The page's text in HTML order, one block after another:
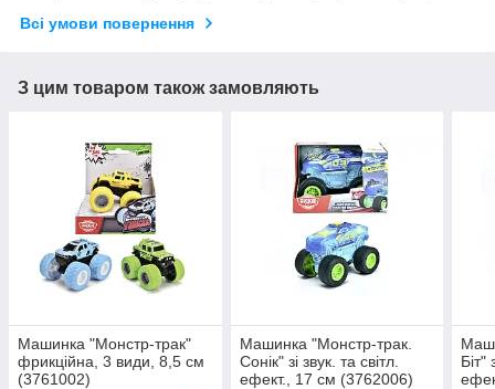
Всі умови повернення
З цим товаром також замовляють
Машинка "Монстр-трак"
фрикційна, 3 види, 8,5 см
(3761002)
Машинка "Монстр-трак.
Сонік" зі звук. та світл.
ефект., 17 см (3762006)
Біт"